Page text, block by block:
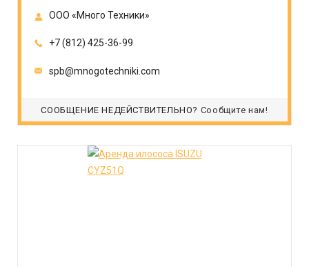
ООО «Много Техники»
+7 (812) 425-36-99
spb@mnogotechniki.com
СООБЩЕНИЕ НЕДЕЙСТВИТЕЛЬНО? Сообщите нам!